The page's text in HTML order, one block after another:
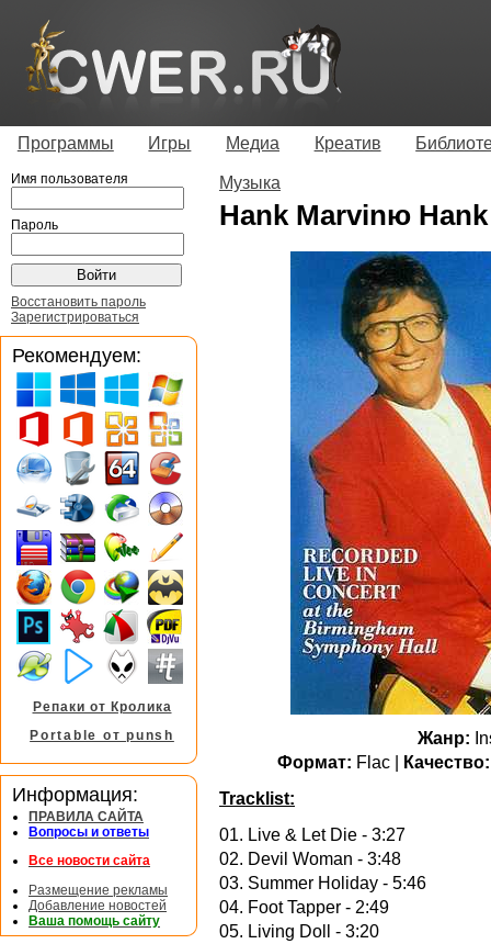
Программы Игры Медиа Креатив
Музыка
Hank Marvinю
Жанр:
Формат: Flac | Качество:
Tracklist:
01. Live & Let Die - 3:27
02. Devil Woman - 3:48
03. Summer Holiday - 5:46
04. Foot Tapper - 2:49
05. Living Doll - 3:20
Имя пользователя
Пароль
Восстановить пароль
Зарегистрироваться
Рекомендуем:
Репаки от Кролика
Portable от punsh
Информация:
ПРАВИЛА САЙТА
Вопросы и ответы
Все новости сайта
Размещение рекламы
Добавление новостей
Ваша помощь сайту